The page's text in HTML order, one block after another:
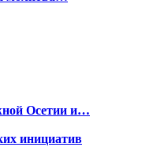
Осетии и…
инициатив